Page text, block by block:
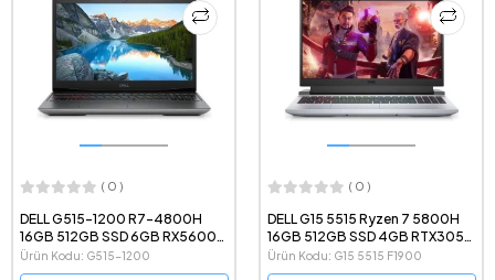
( 0 )
DELL G515-1200 R7-4800H
16GB 512GB SSD 6GB RX5600M
15.6" W10H
Ürün Kodu: G515-1200
( 0 )
DELL G15 5515 Ryzen 7 5800H
16GB 512GB SSD 4GB RTX3050
15.6 FHD 120Hz Windows 10
Ürün Kodu: G15 5515 F1900